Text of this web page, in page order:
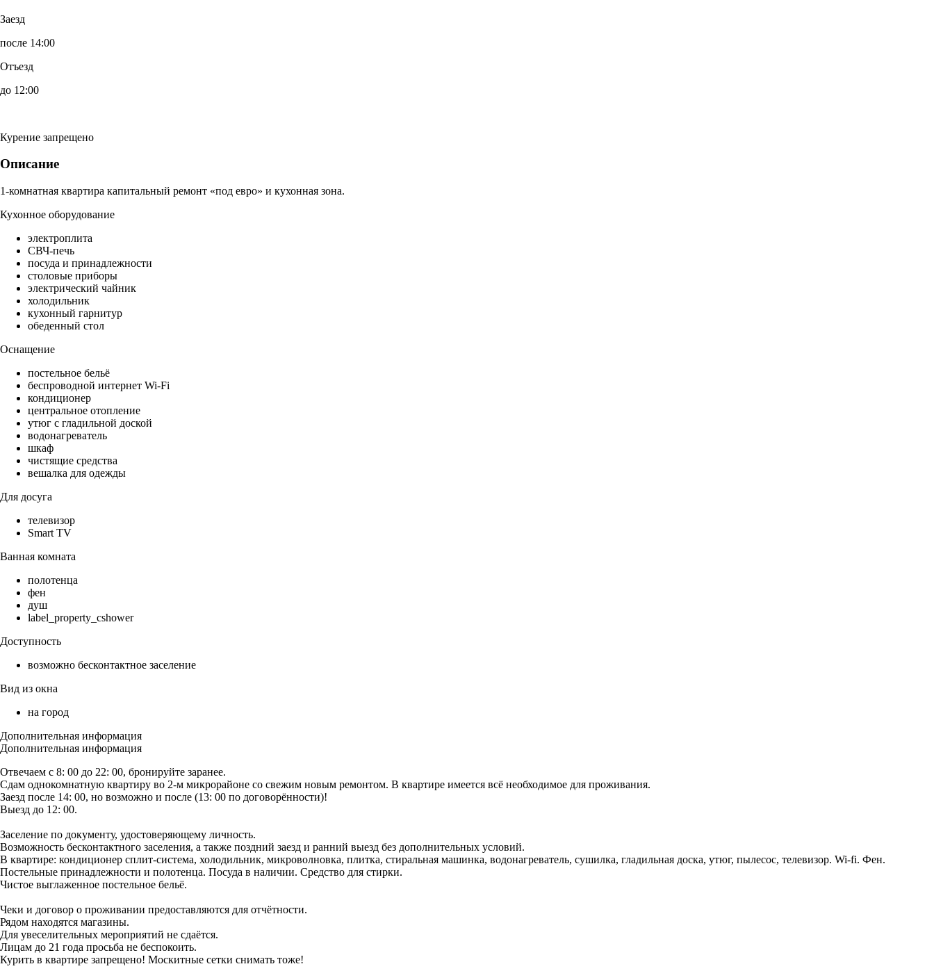
Заезд
после 14:00
Отъезд
до 12:00
Курение запрещено
Описание
1-комнатная квартира капитальный ремонт «под евро» и кухонная зона.
Кухонное оборудование
электроплита
СВЧ-печь
посуда и принадлежности
столовые приборы
электрический чайник
холодильник
кухонный гарнитур
обеденный стол
Оснащение
постельное бельё
беспроводной интернет Wi-Fi
кондиционер
центральное отопление
утюг с гладильной доской
водонагреватель
шкаф
чистящие средства
вешалка для одежды
Для досуга
телевизор
Smart TV
Ванная комната
полотенца
фен
душ
label_property_cshower
Доступность
возможно бесконтактное заселение
Вид из окна
на город
Дополнительная информация
Дополнительная информация
Отвечаем с 8: 00 до 22: 00, бронируйте заранее.
Сдам однокомнатную квартиру во 2-м микрорайоне со свежим новым ремонтом. В квартире имеется всё необходимое для проживания.
Заезд после 14: 00, но возможно и после (13: 00 по договорённости)!
Выезд до 12: 00.
Заселение по документу, удостоверяющему личность.
Возможность бесконтактного заселения, а также поздний заезд и ранний выезд без дополнительных условий.
В квартире: кондиционер сплит-система, холодильник, микроволновка, плитка, стиральная машинка, водонагреватель, сушилка, гладильная доска, утюг, пылесос, телевизор. Wi-fi. Фен.
Постельные принадлежности и полотенца. Посуда в наличии. Средство для стирки.
Чистое выглаженное постельное бельё.
Чеки и договор о проживании предоставляются для отчётности.
Рядом находятся магазины.
Для увеселительных мероприятий не сдаётся.
Лицам до 21 года просьба не беспокоить.
Курить в квартире запрещено! Москитные сетки снимать тоже!